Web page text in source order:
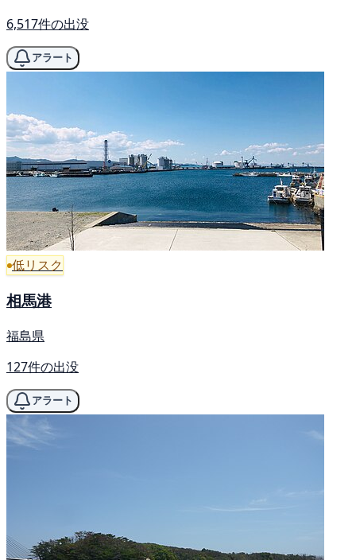
6,517件の出没
アラート
低リスク
相馬港
福島県
127件の出没
アラート